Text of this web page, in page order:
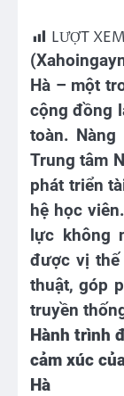
LƯỢT
Hà – một
cộng đồng
toàn.
Trung tâm
phát triển
hệ học
lực không
được vị thế
thuật, góp
truyền
Hành trình
cảm xúc
Hà